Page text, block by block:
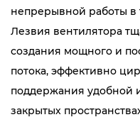
непрерывной работы в
Лезвия вентилятора
создания мощного и
потока, эффективно
поддержания удобной
закрытых